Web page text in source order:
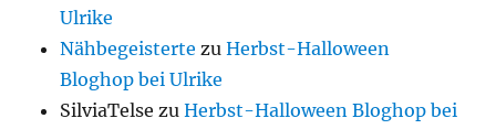
Ulrike
Nähbegeisterte zuHerbst-Halloween
Bloghop bei Ulrike
SilviaTelse zuHerbst-Halloween Bloghop bei